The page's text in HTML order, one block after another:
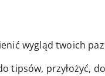
wygląd twoich
tipsów, przyłożyć,